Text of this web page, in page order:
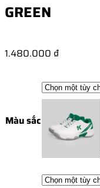
GREEN
1.480.000 ₫
Màu sắc